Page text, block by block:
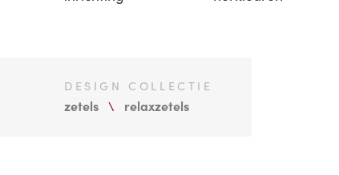
DESIGN COLLECTIE
zetels relaxzetels